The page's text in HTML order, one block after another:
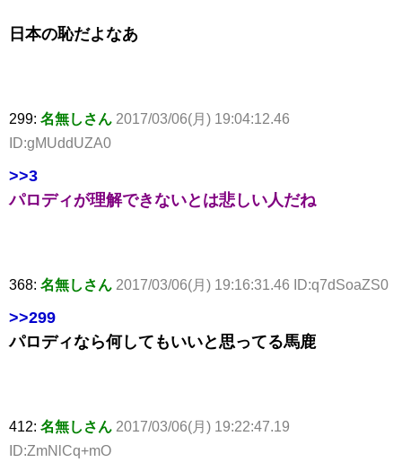
日本の恥だよなあ
299: 名無しさん 2017/03/06(月) 19:04:12.46
ID:gMUddUZA0
>>3
パロディが理解できないとは悲しい人だね
368: 名無しさん 2017/03/06(月) 19:16:31.46 ID:q7dSoaZS0
>>299
パロディなら何してもいいと思ってる馬鹿
412: 名無しさん 2017/03/06(月) 19:22:47.19
ID:ZmNlCq+mO